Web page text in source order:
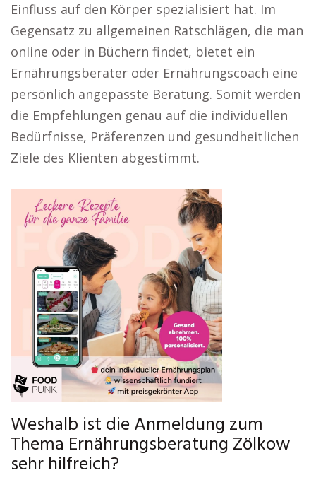
Einfluss auf den Körper spezialisiert hat. Im
Gegensatz zu allgemeinen Ratschlägen, die man
online oder in Büchern findet, bietet ein
Ernährungsberater oder Ernährungscoach eine
persönlich angepasste Beratung. Somit werden
die Empfehlungen genau auf die individuellen
Bedürfnisse, Präferenzen und gesundheitlichen
Ziele des Klienten abgestimmt.
Weshalb ist die Anmeldung zum
Thema Ernährungsberatung Zölkow
sehr hilfreich?